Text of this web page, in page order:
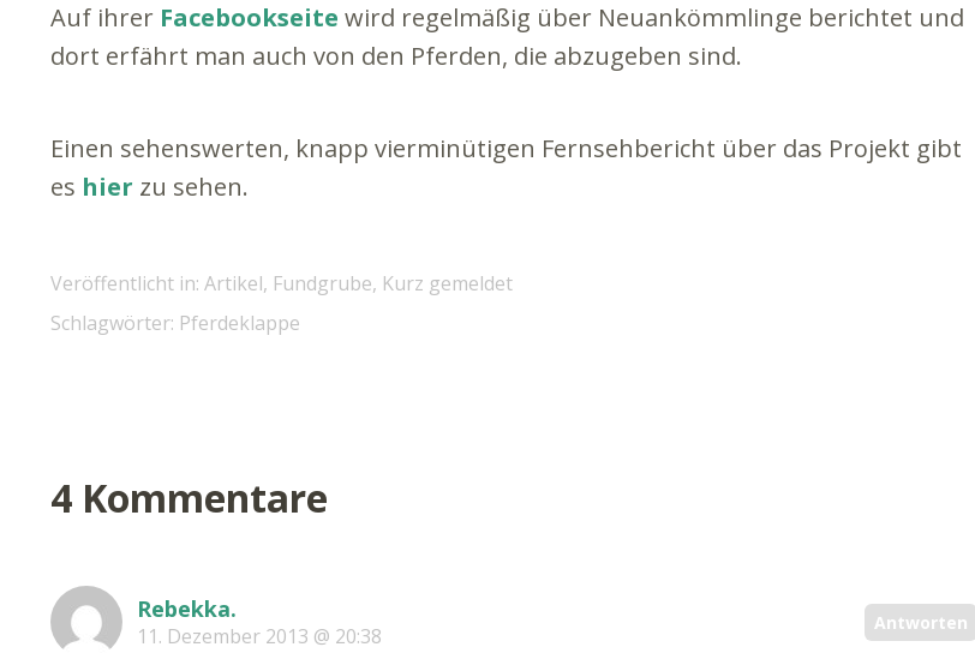
Auf ihrer Facebookseite wird regelmäßig über Neuankömmlinge berichtet und
dort erfährt man auch von den Pferden, die abzugeben sind.
Einen sehenswerten, knapp vierminütigen Fernsehbericht über das Projekt gibt
es hier zu sehen.
Veröffentlicht in: Artikel, Fundgrube, Kurz gemeldet
Schlagwörter: Pferdeklappe
4 Kommentare
Antworten
Rebekka.
11. Dezember 2013 @ 20:38